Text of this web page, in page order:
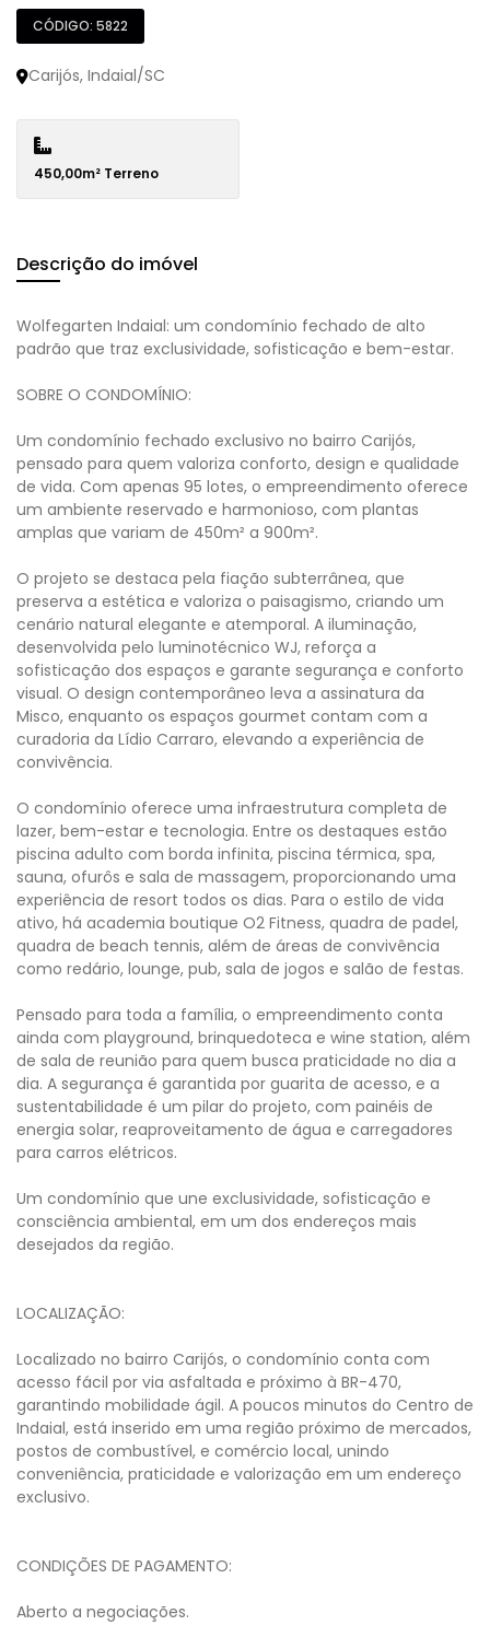
CÓDIGO: 5822
Carijós, Indaial/SC
450,00m² Terreno
Descrição do imóvel
Wolfegarten Indaial: um condomínio fechado de alto
padrão que traz exclusividade, sofisticação e bem-estar.
SOBRE O CONDOMÍNIO:
Um condomínio fechado exclusivo no bairro Carijós,
pensado para quem valoriza conforto, design e qualidade
de vida. Com apenas 95 lotes, o empreendimento oferece
um ambiente reservado e harmonioso, com plantas
amplas que variam de 450m² a 900m².
O projeto se destaca pela fiação subterrânea, que
preserva a estética e valoriza o paisagismo, criando um
cenário natural elegante e atemporal. A iluminação,
desenvolvida pelo luminotécnico WJ, reforça a
sofisticação dos espaços e garante segurança e conforto
visual. O design contemporâneo leva a assinatura da
Misco, enquanto os espaços gourmet contam com a
curadoria da Lídio Carraro, elevando a experiência de
convivência.
O condomínio oferece uma infraestrutura completa de
lazer, bem-estar e tecnologia. Entre os destaques estão
piscina adulto com borda infinita, piscina térmica, spa,
sauna, ofurôs e sala de massagem, proporcionando uma
experiência de resort todos os dias. Para o estilo de vida
ativo, há academia boutique O2 Fitness, quadra de padel,
quadra de beach tennis, além de áreas de convivência
como redário, lounge, pub, sala de jogos e salão de festas.
Pensado para toda a família, o empreendimento conta
ainda com playground, brinquedoteca e wine station, além
de sala de reunião para quem busca praticidade no dia a
dia. A segurança é garantida por guarita de acesso, e a
sustentabilidade é um pilar do projeto, com painéis de
energia solar, reaproveitamento de água e carregadores
para carros elétricos.
Um condomínio que une exclusividade, sofisticação e
consciência ambiental, em um dos endereços mais
desejados da região.
LOCALIZAÇÃO:
Localizado no bairro Carijós, o condomínio conta com
acesso fácil por via asfaltada e próximo à BR-470,
garantindo mobilidade ágil. A poucos minutos do Centro de
Indaial, está inserido em uma região próximo de mercados,
postos de combustível, e comércio local, unindo
conveniência, praticidade e valorização em um endereço
exclusivo.
CONDIÇÕES DE PAGAMENTO:
Aberto a negociações.